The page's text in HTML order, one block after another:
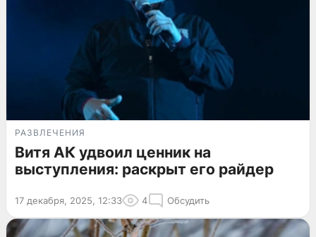
РАЗВЛЕЧЕНИЯ
Витя АК удвоил ценник на
выступления: раскрыт его райдер
17 декабря, 2025, 12:33 4 Обсудить